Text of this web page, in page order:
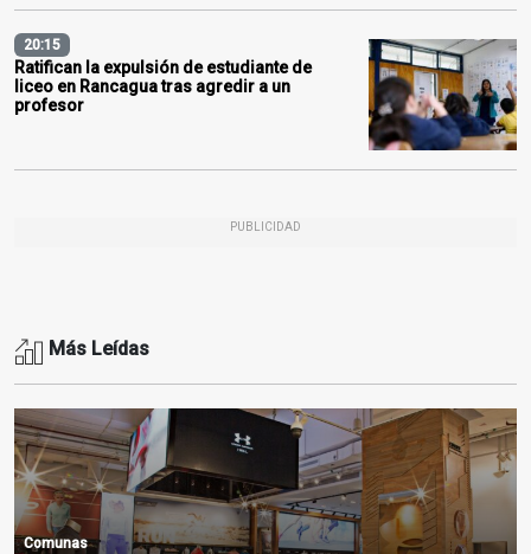
20:15
Ratifican la expulsión de estudiante de
liceo en Rancagua tras agredir a un
profesor
PUBLICIDAD
Más Leídas
Comunas